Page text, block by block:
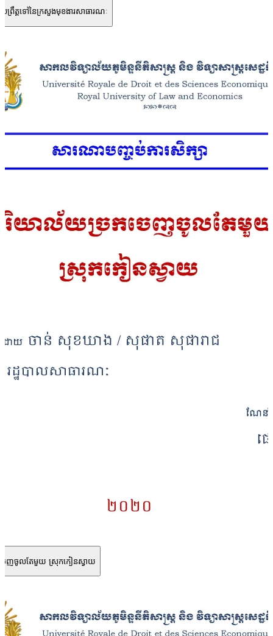
រព្រឹត្តទៅនៃក្រសួងមុខងារសាធារណៈ
េញចូលតែមួយ ស្រុកកៀនស្វាយ